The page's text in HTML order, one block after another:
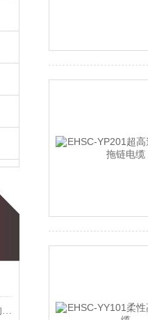
UL1063标准单芯线在通信领域中的应用